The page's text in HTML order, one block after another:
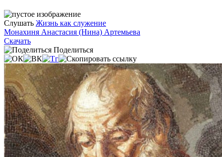
Слушать Жизнь как служение
Монахиня Анастасия (Нина) Артемьева
Скачать
Поделиться